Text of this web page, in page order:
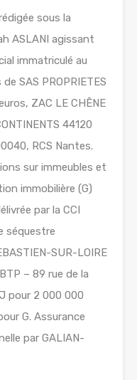
sous la
ASLANI agissant
immatriculé au
SAS PROPRIETES
ZAC LE CHÊNE
44120
RCS Nantes.
sur immeubles et
immobilière (G)
par la CCI
séquestre
SUR-LOIRE
– 89 rue de la
pour 2 000 000
G. Assurance
par GALIAN-